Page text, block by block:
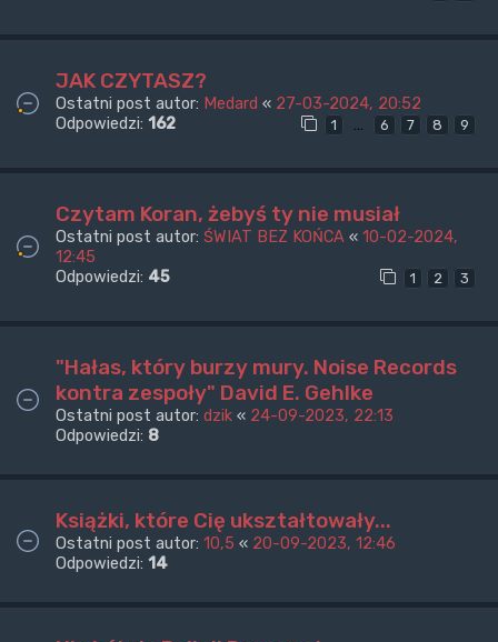
JAK CZYTASZ?
Ostatni post autor: Medard « 27-03-2024, 20:52
Odpowiedzi: 162 1 … 6 7 8 9
Czytam Koran, żebyś ty nie musiał
Ostatni post autor: ŚWIAT BEZ KOŃCA « 10-02-2024,
12:45
Odpowiedzi: 45 1 2 3
"Hałas, który burzy mury. Noise Records
kontra zespoły" David E. Gehlke
Ostatni post autor: dzik « 24-09-2023, 22:13
Odpowiedzi: 8
Książki, które Cię ukształtowały...
Ostatni post autor: 10,5 « 20-09-2023, 12:46
Odpowiedzi: 14